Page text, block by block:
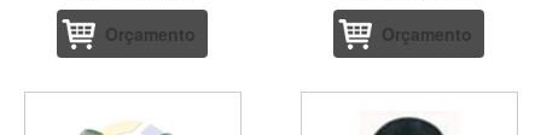
Orçamento
Orçamento